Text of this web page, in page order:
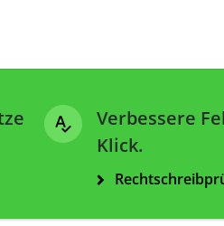
Verbessere
Klick.